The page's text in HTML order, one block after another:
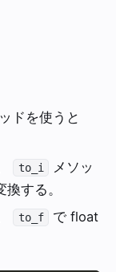
ドを使うと
to_i
メソッ
する。
to_f
で float